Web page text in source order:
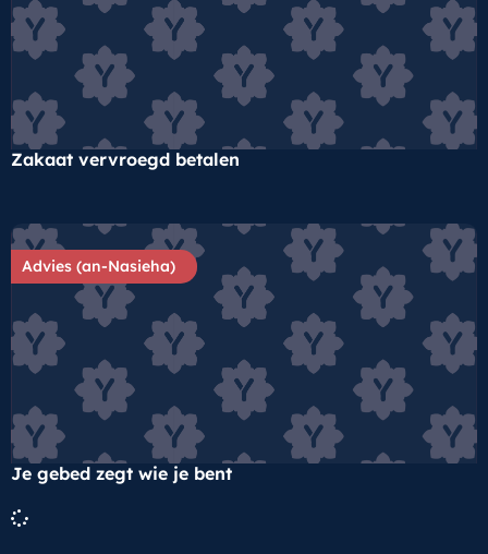
Zakaat vervroegd betalen
Advies (an-Nasieha)
Je gebed zegt wie je bent